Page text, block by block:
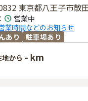
東京都八王子市散
： 営業中
業時間などのお知らせ
あり
駐車場あり
から - km